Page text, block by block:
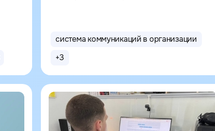
система коммуникаций в организации
+3